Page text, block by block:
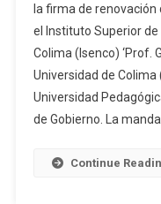
la firma de
el Instituto Superior
Colima (Isenco) ‘Prof.
Universidad de Colima
Universidad
de Gobierno. La
Continue